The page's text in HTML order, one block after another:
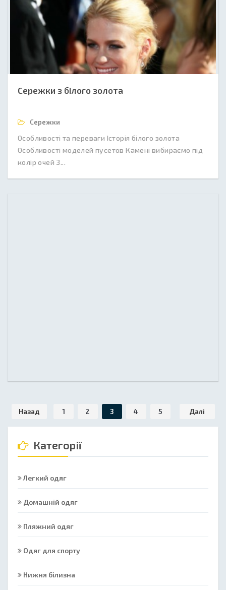
Сережки з білого золота
Сережки
Особливості та переваги Історія білого золота
Особливості моделей пусетов Камені вибираємо під
колір очей З...
Назад 1 2 3 4 5 Далі
Категорії
Легкий одяг
Домашній одяг
Пляжний одяг
Одяг для спорту
Нижня білизна